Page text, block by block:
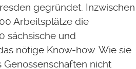
gegründet. Inzwischen
Arbeitsplätze die
sächsische und
nötige Know-how. Wie sie
Genossenschaften nicht